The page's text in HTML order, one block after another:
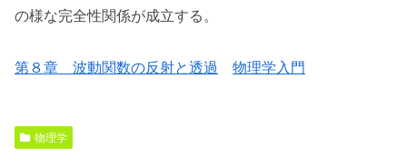
の様な完全性関係が成立する。
第８章 波動関数の反射と透過 物理学入門
物理学